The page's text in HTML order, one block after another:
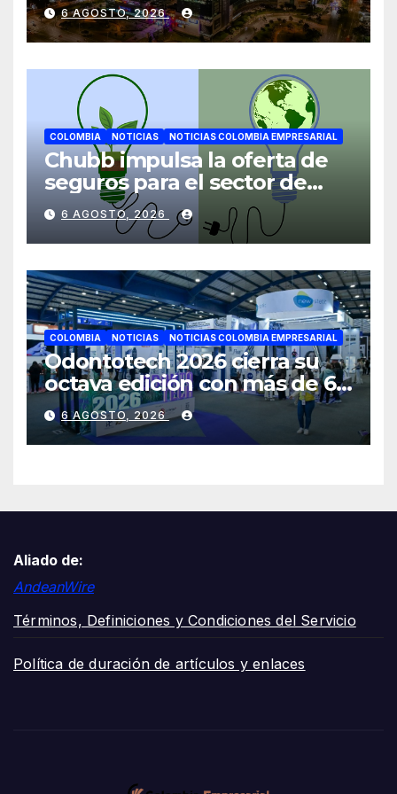
de crecimiento en Colombia
6 AGOSTO, 2026
COLOMBIA NOTICIAS NOTICIAS COLOMBIA EMPRESARIAL
Chubb impulsa la oferta de
seguros para el sector de
energías renovables en
América Latina
6 AGOSTO, 2026
COLOMBIA NOTICIAS NOTICIAS COLOMBIA EMPRESARIAL
Odontotech 2026 cierra su
octava edición con más de 6
mil visitantes
6 AGOSTO, 2026
Aliado de:
AndeanWire
Términos, Definiciones y Condiciones del Servicio
Política de duración de artículos y enlaces